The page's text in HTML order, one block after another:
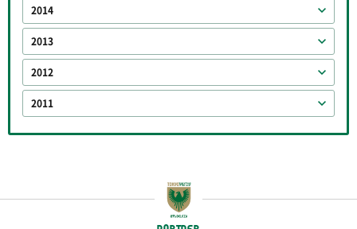
2014
2013
2012
2011